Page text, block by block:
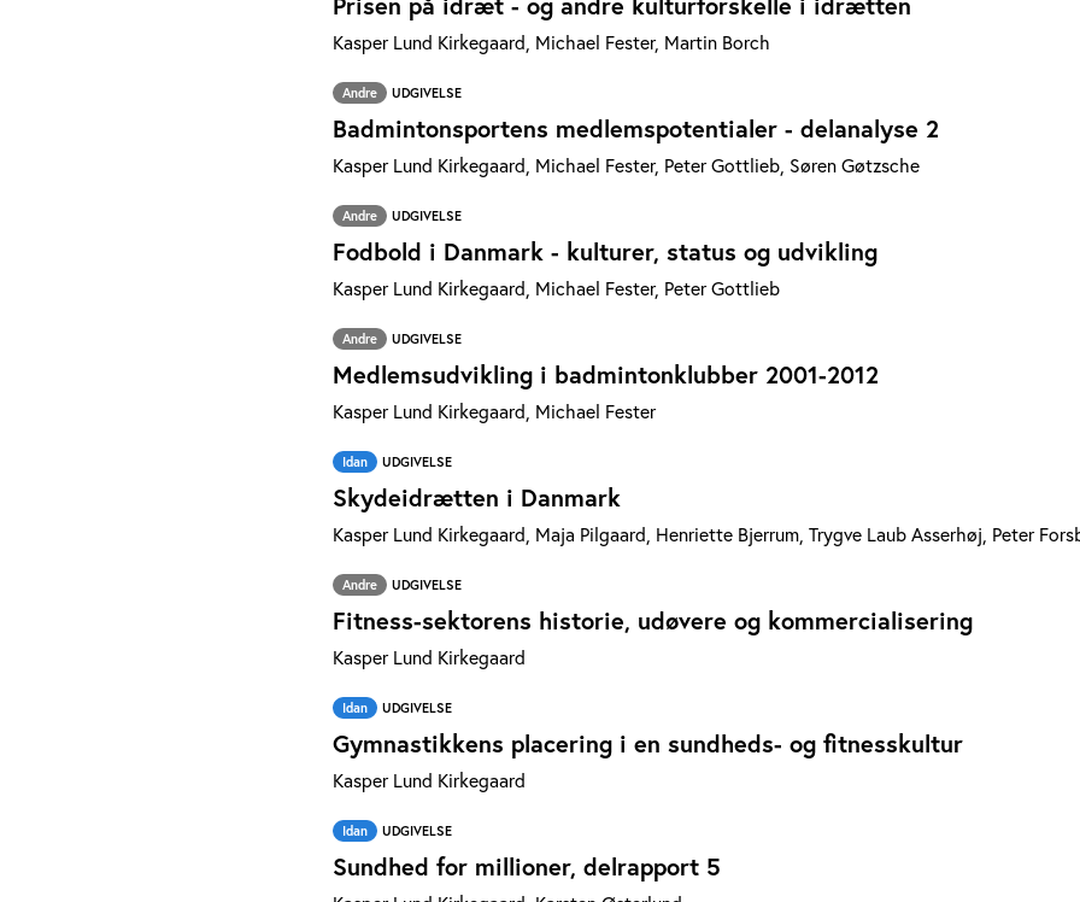
Kasper Lund Kirkegaard, Michael Fester, Martin Borch
Andre UDGIVELSE
Badmintonsportens medlemspotentialer - delanalyse 2
Kasper Lund Kirkegaard, Michael Fester, Peter Gottlieb, Søren Gøtzsche
Andre UDGIVELSE
Fodbold i Danmark - kulturer, status og udvikling
Kasper Lund Kirkegaard, Michael Fester, Peter Gottlieb
Andre UDGIVELSE
Medlemsudvikling i badmintonklubber 2001-2012
Kasper Lund Kirkegaard, Michael Fester
Idan UDGIVELSE
Skydeidrætten i Danmark
Kasper Lund Kirkegaard, Maja Pilgaard, Henriette Bjerrum, Trygve Laub Asserhøj, Peter
Andre UDGIVELSE
Fitness-sektorens historie, udøvere og kommercialisering
Kasper Lund Kirkegaard
Idan UDGIVELSE
Gymnastikkens placering i en sundheds- og fitnesskultur
Kasper Lund Kirkegaard
Idan UDGIVELSE
Sundhed for millioner, delrapport 5